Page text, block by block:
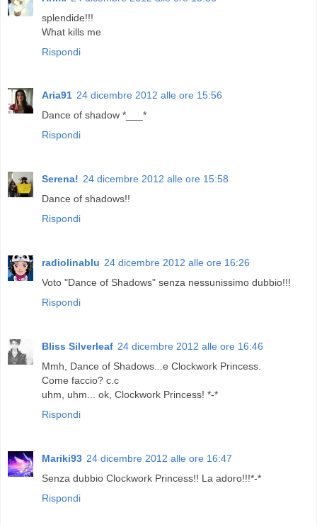
splendide!!!
What kills me
Rispondi
Aria91 24 dicembre 2012 alle ore 15:56
Dance of shadow *___*
Rispondi
Serena! 24 dicembre 2012 alle ore 15:58
Dance of shadows!!
Rispondi
radiolinablu 24 dicembre 2012 alle ore 16:26
Voto "Dance of Shadows" senza nessunissimo dubbio!!!
Rispondi
Bliss Silverleaf 24 dicembre 2012 alle ore 16:46
Mmh, Dance of Shadows...e Clockwork Princess.
Come faccio? c.c
uhm, uhm... ok, Clockwork Princess! *-*
Rispondi
Mariki93 24 dicembre 2012 alle ore 16:47
Senza dubbio Clockwork Princess!! La adoro!!!*-*
Rispondi